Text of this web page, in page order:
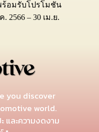
ร้อมรับโปรโมชัน
2566 – 30 เม.ย.
you discover
world.
ละความงดงาม